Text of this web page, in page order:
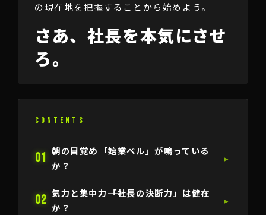
の現在地を把握することから始めよう。
さあ、社長を本気にさせ
ろ。
CONTENTS
01 朝の目覚め――「始業ベル」が鳴っている
か？
►
02 気力と集中力――「社長の決断力」は健在
か？
►